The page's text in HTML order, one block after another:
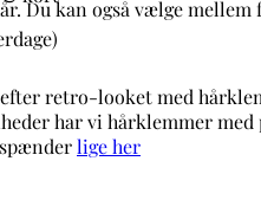
Du kan også vælge
efter retro-looket med
har vi hårklemmer
lige her